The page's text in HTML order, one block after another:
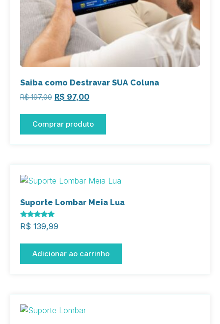
Saiba como Destravar SUA Coluna
R$197,00 R$ 97,00
Comprar produto
Suporte Lombar Meia Lua
Avaliação
5.00
R$ 139,99
Adicionar ao carrinho